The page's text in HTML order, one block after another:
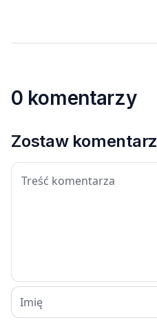
0 komentarzy
Zostaw komentarz